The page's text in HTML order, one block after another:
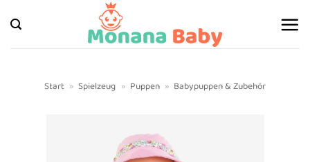
Inhalt
springen
Start » Spielzeug » Puppen » Babypuppen & Zubehör